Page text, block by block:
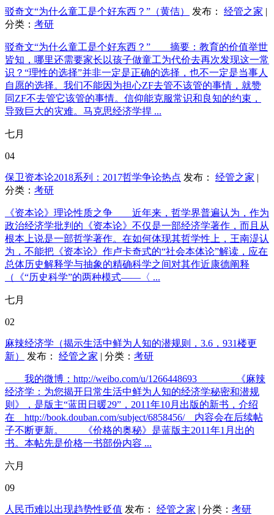
驳奇文“为什么童工是个好东西？”（黄佶） 发布： 经管之家 |
分类： 考研
驳奇文“为什么童工是个好东西？” 摘要：教育的价值举世
皆知，哪里还需要家长以孩子做童工为代价去再次发现这一常
识？“理性的选择”并非一定是正确的选择，也不一定是当事人
自愿的选择。我们不能因为担心ZF去管不该管的事情，就赞
同ZF不去管它该管的事情。信仰能克服常识和良知的约束，
导致巨大的灾难。马克思经济学捍 ...
七月
04
保卫资本论2018系列：2017哲学争论热点 发布： 经管之家 |
分类： 考研
《资本论》理论性质之争 近年来，哲学界普遍认为，作为
政治经济学批判的《资本论》不仅是一部经济学著作，而且从
根本上说是一部哲学著作。在如何体现其哲学性上，王南湜认
为，不能把《资本论》作卢卡奇式的“社会本体论”解读，应在
总体历史解释学与抽象的精确科学之间对其作近康德阐释
（《“历史科学”的两种模式——〈 ...
七月
02
麻辣经济学（揭示生活中鲜为人知的潜规则，3.6，931楼更
新）
发布： 经管之家 | 分类： 考研
我的微博：http://weibo.com/u/1266448693 《麻辣
经济学：为您揭开日常生活中鲜为人知的经济学秘密和潜规
则》，是版主“蓝田日暖29”，2011年10月出版的新书，介绍
在 http://book.douban.com/subject/6858456/ 内容会在后续帖
子不断更新。 《价格的奥秘》是蓝版主2011年1月出的
书。本帖先是价格一书部份内容 ...
六月
09
人民币难以出现趋势性贬值 发布： 经管之家 | 分类： 考研